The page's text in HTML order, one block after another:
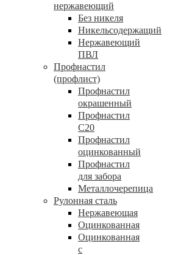
нержавеющий
Без никеля
Никельсодержащий
Нержавеющий
ПВЛ
Профнастил
(профлист)
Профнастил
окрашенный
Профнастил
С20
Профнастил
оцинкованный
Профнастил
для забора
Металлочерепица
Рулонная сталь
Нержавеющая
Оцинкованная
Оцинкованная
с